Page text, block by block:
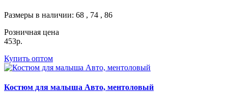
Размеры в наличии: 68 , 74 , 86
Розничная цена
453р.
Купить оптом
Костюм для малыша Авто, ментоловый